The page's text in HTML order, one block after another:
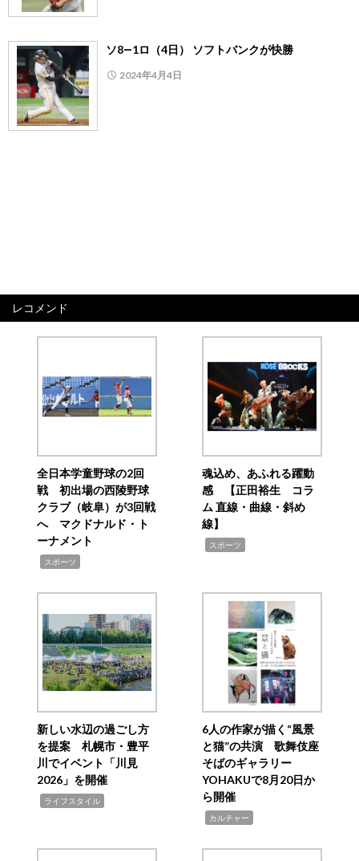
ソ8―1ロ（4日） ソフトバンクが快勝
2024年4月4日
レコメンド
全日本学童野球の2回
戦 初出場の西陵野球
クラブ（岐阜）が3回戦
へ マクドナルド・ト
ーナメント
スポーツ
魂込め、あふれる躍動
感 【正田裕生 コラ
ム 直線・曲線・斜め
線】
スポーツ
新しい水辺の過ごし方
を提案 札幌市・豊平
川でイベント「川見
2026」を開催
ライフスタイル
6人の作家が描く“風景
と猫”の共演 歌舞伎座
そばのギャラリー
YOHAKUで8月20日か
ら開催
カルチャー